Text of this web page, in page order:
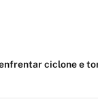
ciclone e